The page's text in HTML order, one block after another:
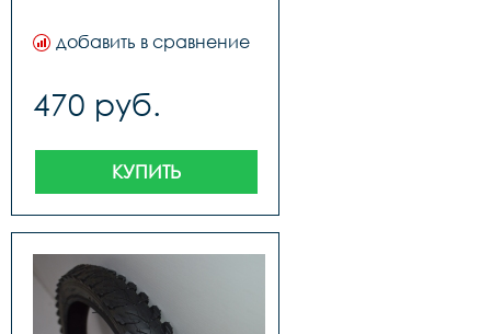
добавить в сравнение
470 руб.
КУПИТЬ